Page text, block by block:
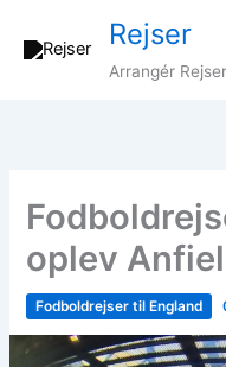
Rejser
Arrangér Rejser
oplev
Fodboldrejser til England